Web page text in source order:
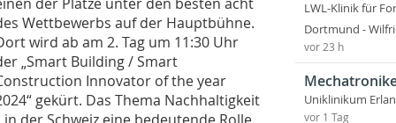
Wettbewerbs auf der Hauptbühne.
wird ab am 2. Tag um 11:30 Uhr
„Smart Building / Smart
Innovator of the year
gekürt. Das Thema Nachhaltigkeit
LWL-Klinik für
Dortmund -
vor 23 h
Uniklinikum
vor 1 Tag